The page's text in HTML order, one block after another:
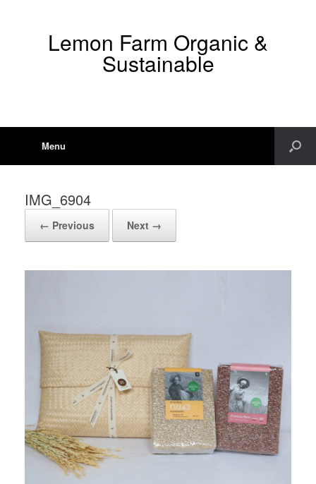
Lemon Farm Organic &
Sustainable
Menu
IMG_6904
← Previous Next →